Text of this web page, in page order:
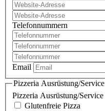
Telefonnummern
Email
Pizzeria Ausrüstung/Service
Pizzeria Ausrüstung/Service
Glutenfreie Pizza